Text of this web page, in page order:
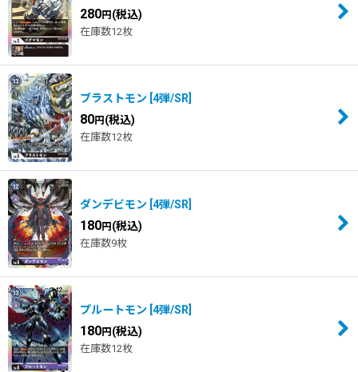
280円 (税込)
在庫数12枚
ブラストモン 4弾/SR
80円 (税込)
在庫数12枚
ダンデビモン 4弾/SR
180円 (税込)
在庫数9枚
プルートモン 4弾/SR
180円 (税込)
在庫数12枚